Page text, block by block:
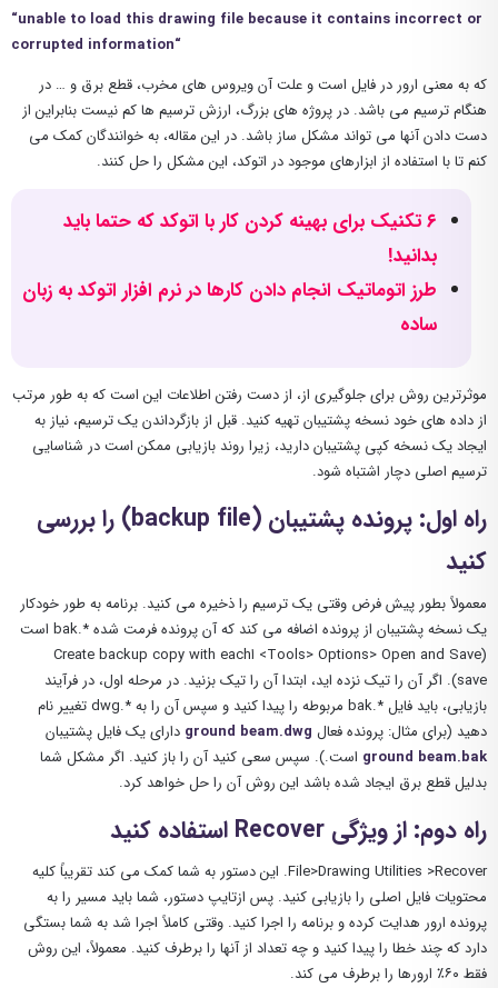
“unable to load this drawing file because it contains incorrect or
corrupted information“
که به معنی ارور در فایل است و علت آن ویروس های مخرب، قطع برق و … در
هنگام ترسیم می باشد. در پروژه های بزرگ، ارزش ترسیم ها کم نیست بنابراین از
دست دادن آنها می تواند مشکل ساز باشد. در این مقاله، به خوانندگان کمک می
کنم تا با استفاده از ابزارهای موجود در اتوکد، این مشکل را حل کنند.
۶ تکنیک برای بهینه کردن کار با اتوکد که حتما باید
بدانید!
طرز اتوماتیک انجام دادن کارها در نرم افزار اتوکد به زبان
ساده
موثرترین روش برای جلوگیری از، از دست رفتن اطلاعات این است که به طور مرتب
از داده های خود نسخه پشتیبان تهیه کنید. قبل از بازگرداندن یک ترسیم، نیاز به
ایجاد یک نسخه کپی پشتیبان دارید، زیرا روند بازیابی ممکن است در شناسایی
ترسیم اصلی دچار اشتباه شود.
راه اول: پرونده پشتیبان (backup file) را بررسی
کنید
معمولاً بطور پیش فرض وقتی یک ترسیم را ذخیره می کنید. برنامه به طور خودکار
یک نسخه پشتیبان از پرونده اضافه می کند که آن پرونده فرمت شده *.bak است
(Tools> Options> Open and Save> اCreate backup copy with each
save). اگر آن را تیک نزده اید، ابتدا آن را تیک بزنید. در مرحله اول، در فرآیند
بازیابی، باید فایل *.bak مربوطه را پیدا کنید و سپس آن را به *.dwg تغییر نام
دهید (برای مثال: پرونده فعال ground beam.dwg دارای یک فایل پشتیبان
ground beam.bak است.). سپس سعی کنید آن را باز کنید. اگر مشکل شما
بدلیل قطع برق ایجاد شده باشد این روش آن را حل خواهد کرد.
راه دوم: از ویژگی Recover استفاده کنید
File>Drawing Utilities >Recover. این دستور به شما کمک می کند تقریباً کلیه
محتویات فایل اصلی را بازیابی کنید. پس ازتایپ دستور، شما باید مسیر را به
پرونده ارور هدایت کرده و برنامه را اجرا کنید. وقتی کاملاً اجرا شد به شما بستگی
دارد که چند خطا را پیدا کنید و چه تعداد از آنها را برطرف کنید. معمولاً، این روش
فقط ۶۰٪ ارورها را برطرف می کند.